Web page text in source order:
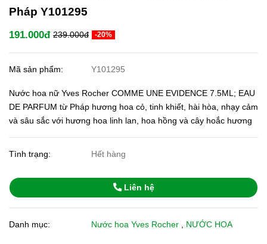
Pháp Y101295
191.000đ 239.000đ -20%
Mã sản phẩm: Y101295
Nước hoa nữ Yves Rocher COMME UNE EVIDENCE 7.5ML; EAU
DE PARFUM từ Pháp hương hoa cỏ, tinh khiết, hài hòa, nhạy cảm
và sâu sắc với hương hoa linh lan, hoa hồng và cây hoắc hương
Tình trạng: Hết hàng
Liên hệ
Danh mục: Nước hoa Yves Rocher NƯỚC HOA